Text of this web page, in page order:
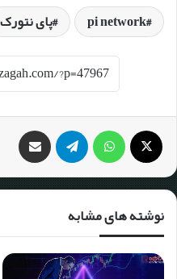
pi network پای نتورک
نوشته های مشابه